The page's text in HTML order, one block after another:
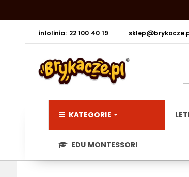
infolinia: 22 100 40 19
KATEGORIE
EDU MONTESSORI